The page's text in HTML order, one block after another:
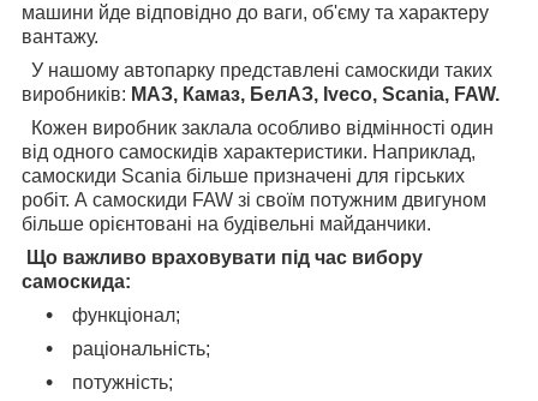
машини йде відповідно до ваги, об'єму та характеру
вантажу.
У нашому автопарку представлені самоскиди таких
виробників: МАЗ, Камаз, БелАЗ, Iveco, Scania, FAW.
Кожен виробник заклала особливо відмінності один
від одного самоскидів характеристики. Наприклад,
самоскиди Scania більше призначені для гірських
робіт. А самоскиди FAW зі своїм потужним двигуном
більше орієнтовані на будівельні майданчики.
Що важливо враховувати під час вибору
самоскида:
функціонал;
раціональність;
потужність;